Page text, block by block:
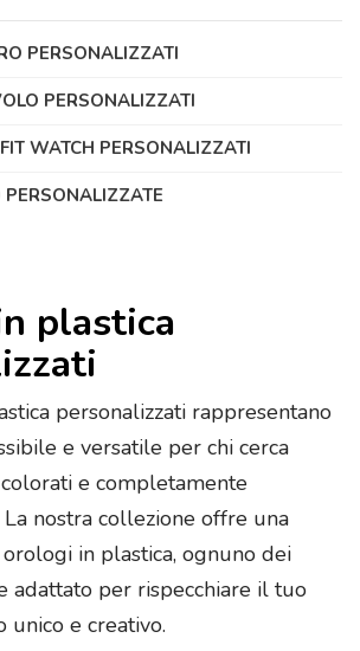
PERSONALIZZATI
PERSONALIZZATI
WATCH PERSONALIZZATI
plastica
personalizzati rappresentano
e versatile per chi cerca
e completamente
nostra collezione offre una
in plastica, ognuno dei
adattato per rispecchiare il tuo
unico e creativo.